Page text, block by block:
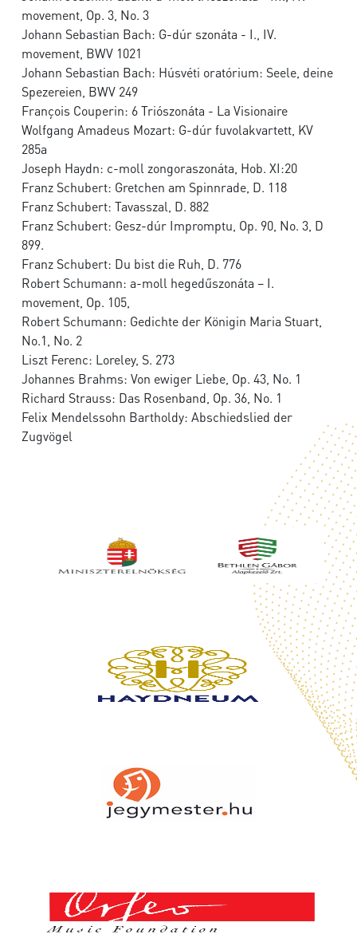
movement, Op. 3, No. 3
Johann Sebastian Bach: G-dúr szonáta - I., IV.
movement, BWV 1021
Johann Sebastian Bach: Húsvéti oratórium: Seele, deine
Spezereien, BWV 249
François Couperin: 6 Triószonáta - La Visionaire
Wolfgang Amadeus Mozart: G-dúr fuvolakvartett, KV
285a
Joseph Haydn: c-moll zongoraszonáta, Hob. XI:20
Franz Schubert: Gretchen am Spinnrade, D. 118
Franz Schubert: Tavasszal, D. 882
Franz Schubert: Gesz-dúr Impromptu, Op. 90, No. 3, D
899.
Franz Schubert: Du bist die Ruh, D. 776
Robert Schumann: a-moll hegedűszonáta – I.
movement, Op. 105,
Robert Schumann: Gedichte der Königin Maria Stuart,
No.1, No. 2
Liszt Ferenc: Loreley, S. 273
Johannes Brahms: Von ewiger Liebe, Op. 43, No. 1
Richard Strauss: Das Rosenband, Op. 36, No. 1
Felix Mendelssohn Bartholdy: Abschiedslied der
Zugvögel